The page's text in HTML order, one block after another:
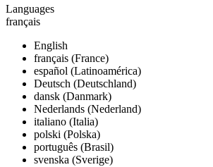
Languages
français
English
français (France)
español (Latinoamérica)
Deutsch (Deutschland)
dansk (Danmark)
Nederlands (Nederland)
italiano (Italia)
polski (Polska)
português (Brasil)
svenska (Sverige)